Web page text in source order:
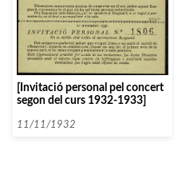
[Invitació personal pel concert
segon del curs 1932-1933]
11/11/1932